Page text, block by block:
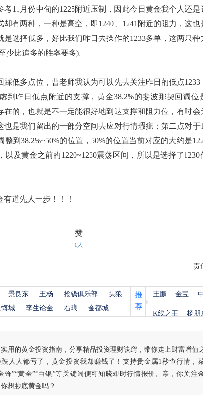
考11月份中旬的1225附近压制，因此今日黄金我个人还是
却有两种，一种是高空，即1240、1241附近的阻力，这也
是选择低多，好比我们昨日去操作的1233多单，这两只种
少比追多的胜率要多)。
多点位，曹老师我认为可以先去关注昨日的低点1233
到昨日低点附近的支撑，黄金38.2%的斐波那契回调位
在的，也就是不一定能很好地到达支撑和阻力位，有时会
也是我们留出的一部分空间去应对行情瑕疵；第二点对于
到38.2%~50%的位置，50%的位置当前对应的大约是
以及黄金之前的1220~1230震荡区间，所以是选择了1230
道先人一步！！！
赞
1人
责
景良东 王杨 抢钱俱乐部
头狼
悔城 李生论金 右琅 金都城
推
荐
王鹏 金宝
K线之王 杨朋
实用的黄金投资指南，分享精品投资理财诀窍，带你走上财富增值
跌人人都亏了，黄金投资我却赚钱了！支持贵金属1秒查行情，
饰”“黄金”“白银”等关键词便可知晓即时行情报价。亲，你关注
想抄底黄金吗？